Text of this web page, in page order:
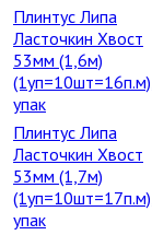
Плинтус Липа
Ласточкин Хвост
53мм (1,6м)
(1уп=10шт=16п.м),
упак
Плинтус Липа
Ласточкин Хвост
53мм (1,7м)
(1уп=10шт=17п.м),
упак